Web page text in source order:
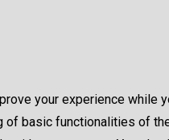
your experience while
basic functionalities of